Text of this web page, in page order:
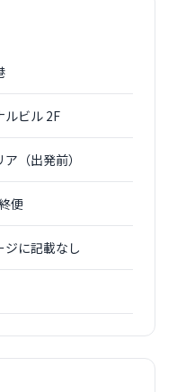
ルビル 2F
（出発前）
便
ジに記載なし